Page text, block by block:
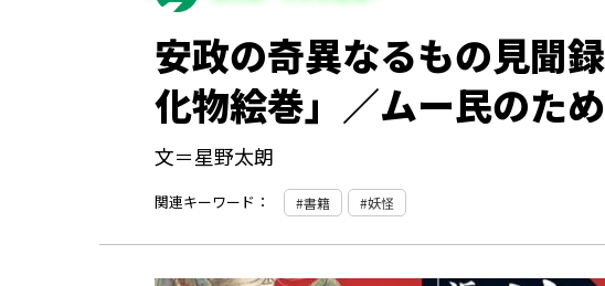
安政の奇異なるもの見聞
化物絵巻」／ムー民のた
文＝星野太朗
関連キーワード： 書籍 妖怪